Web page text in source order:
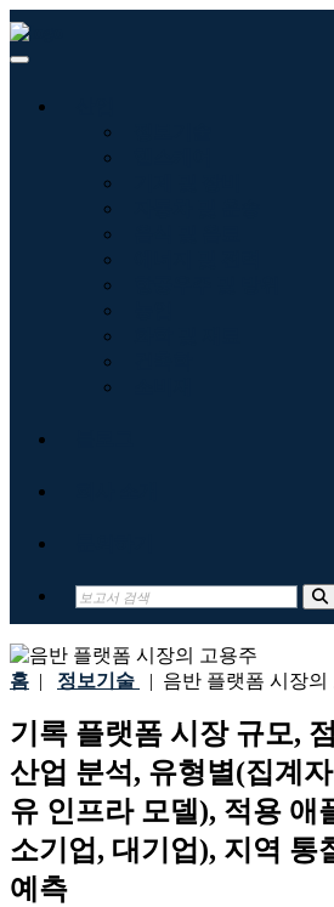
홈 | 정보기술 | 음반 플랫폼 시장의
기록 플랫폼 시장 규모,
산업 분석, 유형별(집계
유 인프라 모델), 적용 애
소기업, 대기업), 지역 통
예측